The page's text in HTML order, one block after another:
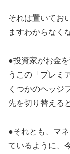
それは置いてお
ますわからなく
●投資家がお金
うこの「プレミ
くつかのヘッジ
先を切り替える
●それとも、マ
ているように、